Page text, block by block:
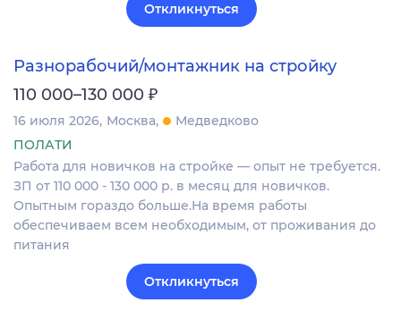
Откликнуться
Разнорабочий/монтажник на стройку
110 000–130 000 ₽
16 июля 2026 Москва
Медведково
ПОЛАТИ
Работа для новичков на стройке — опыт не требуется.
ЗП от 110 000 - 130 000 р. в месяц для новичков.
Опытным гораздо больше.На время работы
обеспечиваем всем необходимым, от проживания до
питания
Откликнуться